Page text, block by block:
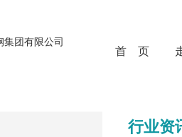
首 页
行业资